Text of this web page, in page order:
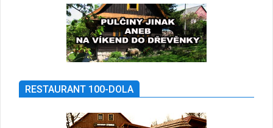
RESTAURANT 100-DOLA